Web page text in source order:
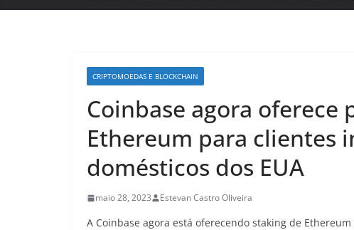
CRIPTOMOEDAS E BLOCKCHAIN
Coinbase agora oferece
Ethereum para clientes
domésticos dos EUA
maio 28, 2023 Estevan Castro Oliveira
A Coinbase agora está oferecendo staking de